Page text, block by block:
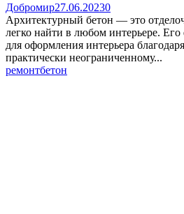
Добромир27.06.20230
Архитектурный бетон — это
легко найти в любом интерьере.
для оформления интерьера
практически неограниченному...
ремонтбетон